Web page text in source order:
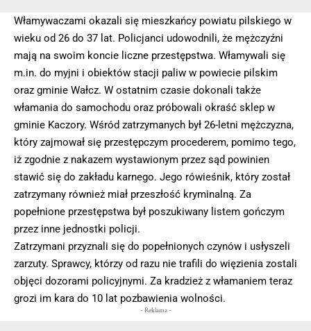
Włamywaczami okazali się mieszkańcy powiatu pilskiego w
wieku od 26 do 37 lat. Policjanci udowodnili, że mężczyźni
mają na swoim koncie liczne przestępstwa. Włamywali się
m.in. do myjni i obiektów stacji paliw w powiecie pilskim
oraz gminie Wałcz. W ostatnim czasie dokonali także
włamania do samochodu oraz próbowali okraść sklep w
gminie Kaczory. Wśród zatrzymanych był 26-letni mężczyzna,
który zajmował się przestępczym procederem, pomimo tego,
iż zgodnie z nakazem wystawionym przez sąd powinien
stawić się do zakładu karnego. Jego rówieśnik, który został
zatrzymany również miał przeszłość kryminalną. Za
popełnione przestępstwa był poszukiwany listem gończym
przez inne jednostki policji.
Zatrzymani przyznali się do popełnionych czynów i usłyszeli
zarzuty. Sprawcy, którzy od razu nie trafili do więzienia zostali
objęci dozorami policyjnymi. Za kradzież z włamaniem teraz
grozi im kara do 10 lat pozbawienia wolności.
- Reklama -